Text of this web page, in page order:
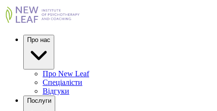
Про нас
Про New Leaf
Спеціалісти
Відгуки
Послуги